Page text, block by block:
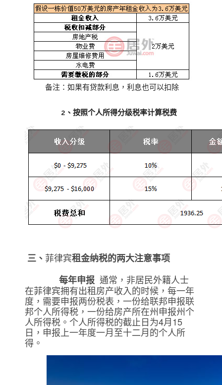
备注：如果有贷款利息，利息也可以扣除
2、按照个人所得分级税率计算税费
三、 菲律宾租金纳税的两大注意事项
每年申报 通常，非居民外籍人士
在菲律宾拥有出租房产收入的时候，每一年
度，需要申报两份税表，一份给联邦申报联
邦个人所得税，一份给房产所在州申报州个
人所得税。个人所得税的截止日为4月15
日，申报上一年度一月至十二月的个人所
得。